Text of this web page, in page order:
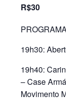
R$30
19h30:
19h40:
– Case
Movimento